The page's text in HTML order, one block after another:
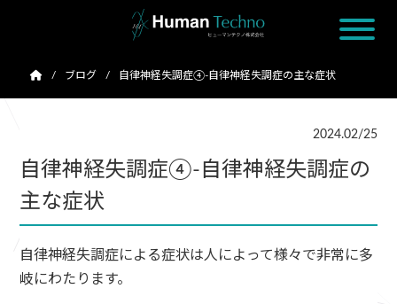
ブログ 自律神経失調症④-自律神経失調症の主な症状
2024.02/25
自律神経失調症④-自律神経失調症の
主な症状
自律神経失調症による症状は人によって様々で非常に多
岐にわたります。